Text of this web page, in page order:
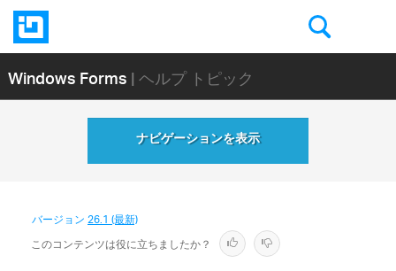
Windows Forms| ヘルプ トピック
ナビゲーションを表示
バージョン26.1 (最新)
このコンテンツは役に立ちましたか？